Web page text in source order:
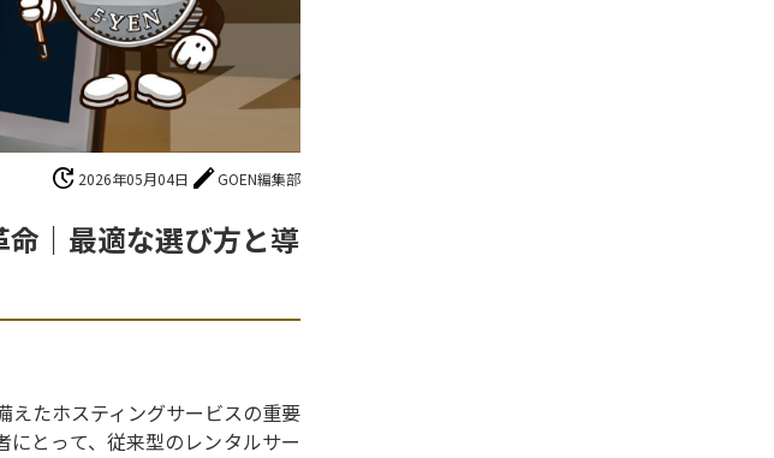
update 2026年05月04日 editGOEN編集部
命｜最適な選び方と導
えたホスティングサービスの重要
とって、従来型のレンタルサー